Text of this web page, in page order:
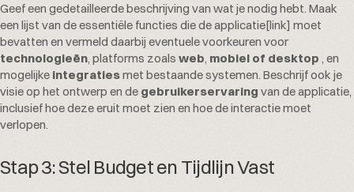
Geef een gedetailleerde beschrijving van wat je nodig hebt. Maak
een lijst van de essentiële functies die de applicatie[link] moet
bevatten en vermeld daarbij eventuele voorkeuren voor
technologieën, platforms zoals web, mobiel of desktop , en
mogelijke integratiesmet bestaande systemen. Beschrijf ook je
visie op het ontwerp en de gebruikerservaring van de applicatie,
inclusief hoe deze eruit moet zien en hoe de interactie moet
verlopen.
Stap 3: Stel Budget en Tijdlijn Vast